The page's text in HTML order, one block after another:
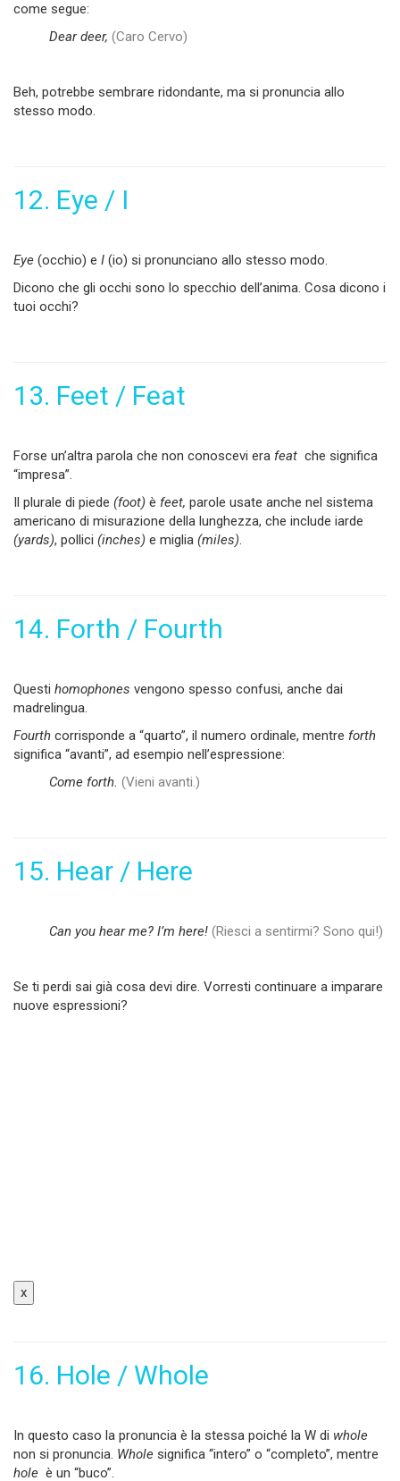
come segue:
Dear deer, (Caro Cervo)
Beh, potrebbe sembrare ridondante, ma si pronuncia allo
stesso modo.
12. Eye / I
Eye (occhio) e I (io) si pronunciano allo stesso modo.
Dicono che gli occhi sono lo specchio dell’anima. Cosa dicono i
tuoi occhi?
13. Feet / Feat
Forse un’altra parola che non conoscevi era feat che significa
“impresa”.
Il plurale di piede (foot) è feet, parole usate anche nel sistema
americano di misurazione della lunghezza, che include iarde
(yards), pollici (inches) e miglia (miles).
14. Forth / Fourth
Questi homophones vengono spesso confusi, anche dai
madrelingua.
Fourth corrisponde a “quarto”, il numero ordinale, mentre forth
significa “avanti”, ad esempio nell’espressione:
Come forth. (Vieni avanti.)
15. Hear / Here
Can you hear me? Iʼm here! (Riesci a sentirmi? Sono qui!)
Se ti perdi sai già cosa devi dire. Vorresti continuare a imparare
nuove espressioni?
x
16. Hole / Whole
In questo caso la pronuncia è la stessa poiché la W di whole
non si pronuncia. Whole significa “intero” o “completo”, mentre
hole è un “buco”.